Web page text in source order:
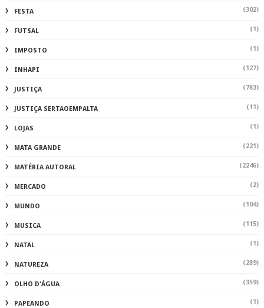
FESTA (302)
FUTSAL (1)
IMPOSTO (1)
INHAPI (127)
JUSTIÇA (783)
JUSTIÇA SERTAOEMPALTA (11)
LOJAS (1)
MATA GRANDE (221)
MATÉRIA AUTORAL (2246)
MERCADO (2)
MUNDO (104)
MUSICA (115)
NATAL (1)
NATUREZA (289)
OLHO D'ÁGUA (359)
PAPEANDO (1)